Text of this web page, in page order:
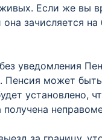
Если же вы
зачисляется
уведомления
Пенсия может
установлено,